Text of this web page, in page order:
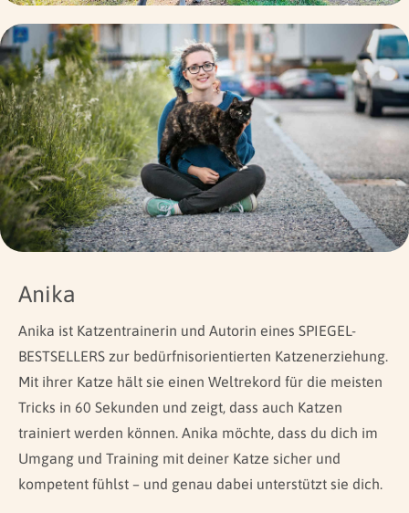
Anika
Anika ist Katzentrainerin und Autorin eines SPIEGEL-
BESTSELLERS zur bedürfnisorientierten Katzenerziehung.
Mit ihrer Katze hält sie einen Weltrekord für die meisten
Tricks in 60 Sekunden und zeigt, dass auch Katzen
trainiert werden können. Anika möchte, dass du dich im
Umgang und Training mit deiner Katze sicher und
kompetent fühlst – und genau dabei unterstützt sie dich.